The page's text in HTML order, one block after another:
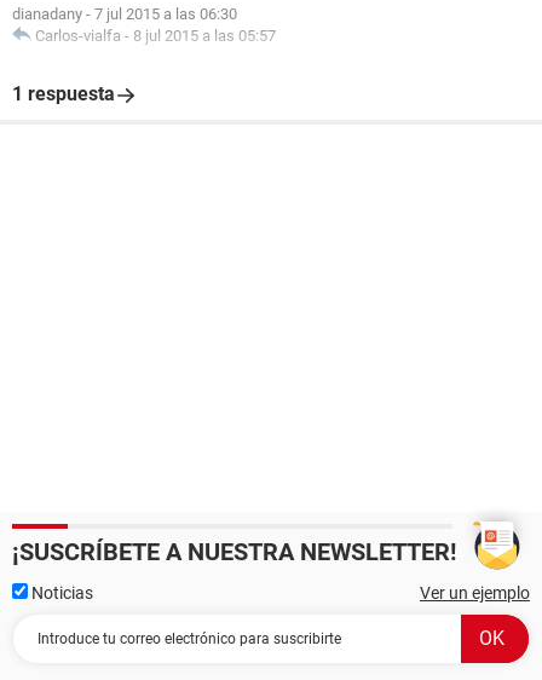
dianadany - 7 jul 2015 a las 06:30
Carlos-vialfa - 8 jul 2015 a las 05:57
1 respuesta
¡SUSCRÍBETE A NUESTRA NEWSLETTER!
Noticias Ver un ejemplo